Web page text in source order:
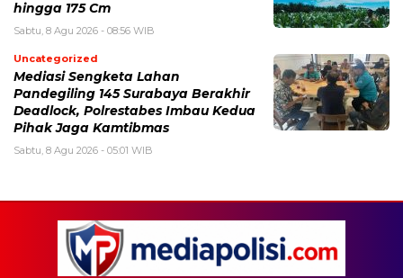
hingga 175 Cm
Sabtu, 8 Agu 2026 - 08:56 WIB
Uncategorized
Mediasi Sengketa Lahan
Pandegiling 145 Surabaya Berakhir
Deadlock, Polrestabes Imbau Kedua
Pihak Jaga Kamtibmas
Sabtu, 8 Agu 2026 - 05:01 WIB